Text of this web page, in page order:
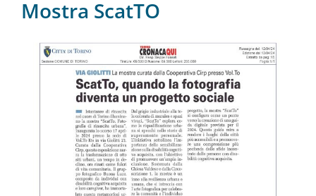
Mostra ScatTO